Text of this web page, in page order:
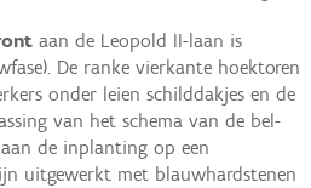
aan de Leopold II-laan is
De ranke vierkante hoektoren
onder leien schilddakjes en de
van het schema van de bel-
de inplanting op een
uitgewerkt met blauwhardstenen